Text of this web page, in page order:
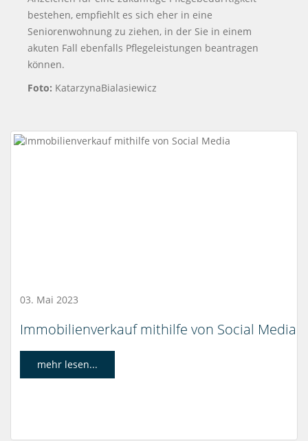
bestehen, empfiehlt es sich eher in eine
Seniorenwohnung zu ziehen, in der Sie in einem
akuten Fall ebenfalls Pflegeleistungen beantragen
können.
Foto: KatarzynaBialasiewicz
03. Mai 2023
Immobilienverkauf mithilfe von Social Media
mehr lesen...